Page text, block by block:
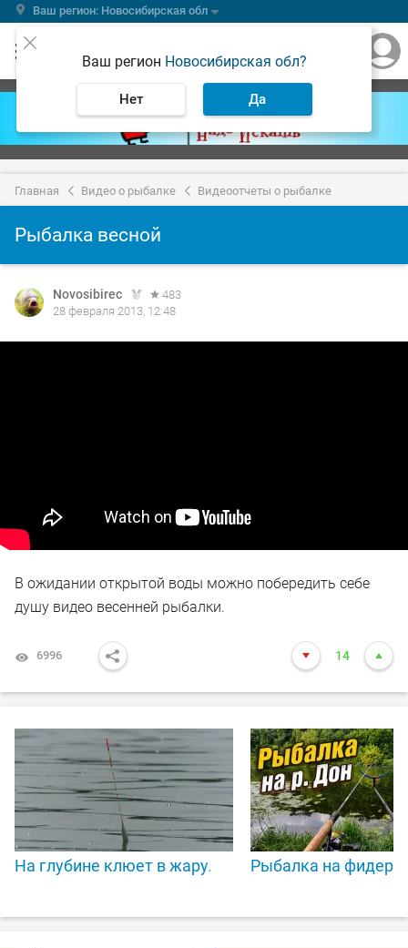
Ваш регион: Новосибирская обл
Ваш регион Новосибирская обл?
Нет Да
Главная Видео о рыбалке Видеоотчеты о рыбалке
Рыбалка весной
Novosibirec
483
28 февраля 2013, 12:48
В ожидании открытой воды можно побередить себе
душу видео весенней рыбалки.
6996 14
На глубине клюет в жару. Рыбалка на фидер